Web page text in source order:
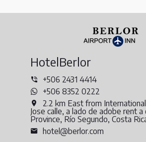
HotelBerlor
+506 2431 4414
+506 8352 0222
2.2 km East from
Jose calle, a lado de adobe rent a
Province, Río Segundo, Costa
hotel@berlor.com